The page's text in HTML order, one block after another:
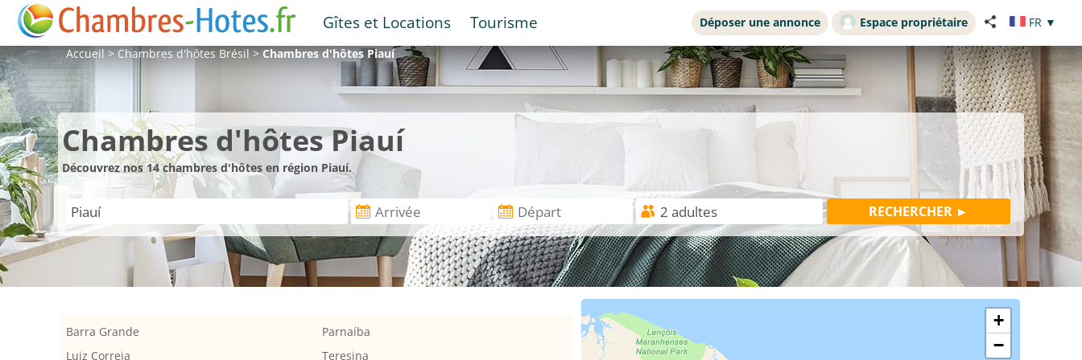
Gîtes et Locations Tourisme Déposer une annonce Espace propriétaire FR ▼
Accueil>Chambres d'hôtesBrésil>Chambres d'hôtesPiauí
Chambres d'hôtes Piauí
Découvrez nos 14 chambres d'hôtes en région Piauí.
Barra Grande
Luiz Correia
Parnaíba
Teresina
+
−